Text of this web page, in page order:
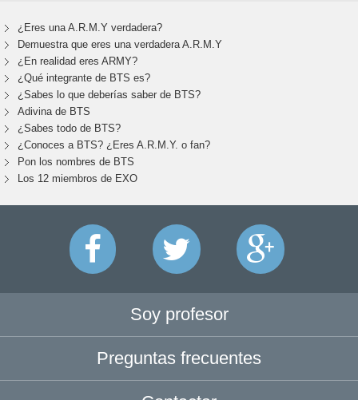
¿Eres una A.R.M.Y verdadera?
Demuestra que eres una verdadera A.R.M.Y
¿En realidad eres ARMY?
¿Qué integrante de BTS es?
¿Sabes lo que deberías saber de BTS?
Adivina de BTS
¿Sabes todo de BTS?
¿Conoces a BTS? ¿Eres A.R.M.Y. o fan?
Pon los nombres de BTS
Los 12 miembros de EXO
Soy profesor
Preguntas frecuentes